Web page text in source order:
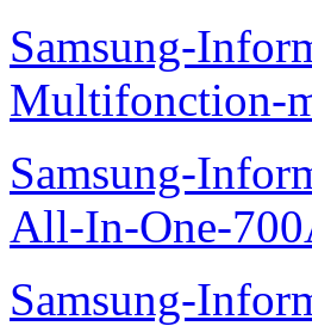
Samsung-
Multifonction-
Samsung-
All-In-One-
Samsung-